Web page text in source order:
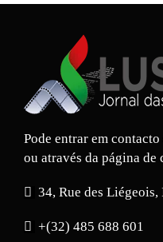
Pode entrar em
ou através da página de
34, Rue des
+(32) 485 688 601